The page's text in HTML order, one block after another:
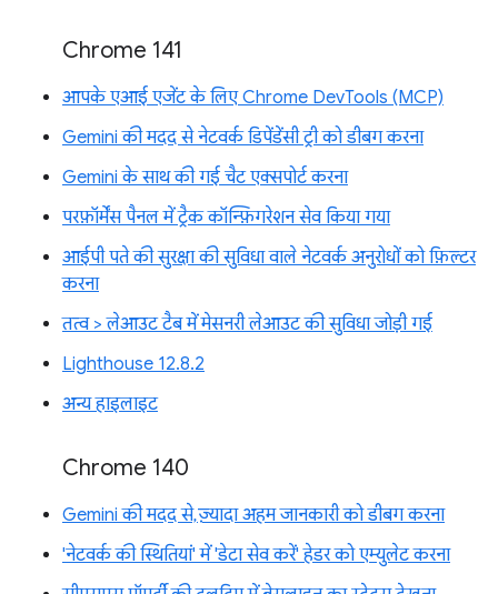
Chrome 141
आपके एआई एजेंट के लिए Chrome DevTools (MCP)
Gemini की मदद से नेटवर्क डिपेंडेंसी ट्री को डीबग करना
Gemini के साथ की गई चैट एक्सपोर्ट करना
परफ़ॉर्मेंस पैनल में ट्रैक कॉन्फ़िगरेशन सेव किया गया
आईपी पते की सुरक्षा की सुविधा वाले नेटवर्क अनुरोधों को फ़िल्टर
करना
तत्व > लेआउट टैब में मेसनरी लेआउट की सुविधा जोड़ी गई
Lighthouse 12.8.2
अन्य हाइलाइट
Chrome 140
Gemini की मदद से, ज़्यादा अहम जानकारी को डीबग करना
'नेटवर्क की स्थितियां' में 'डेटा सेव करें' हेडर को एम्युलेट करना